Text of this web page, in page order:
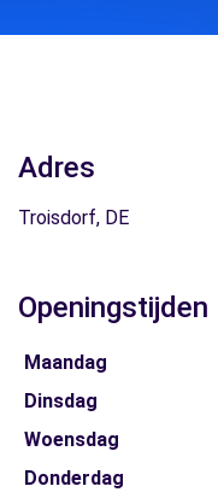
Adres
Troisdorf, DE
Openingstijden
Maandag
Dinsdag
Woensdag
Donderdag